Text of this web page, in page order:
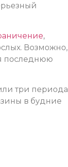
,
Возможно,
последнюю
три периода
в будние